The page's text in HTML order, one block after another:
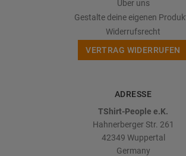
Über uns
Gestalte deine eigenen
Widerrufsrecht
VERTRAG WIDERRUFEN
ADRESSE
TShirt-People e.K.
Hahnerberger Str. 261
42349 Wuppertal
Germany